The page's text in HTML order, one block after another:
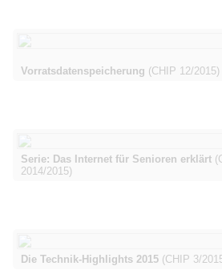
Vorratsdatenspeicherung (CHIP 12/2015)
Serie: Das Internet für Senioren erklärt
2014/2015)
Die Technik-Highlights 2015 (CHIP 3/